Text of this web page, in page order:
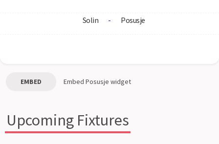
Solin - Posusje
EMBED Embed Posusje widget
Upcoming Fixtures